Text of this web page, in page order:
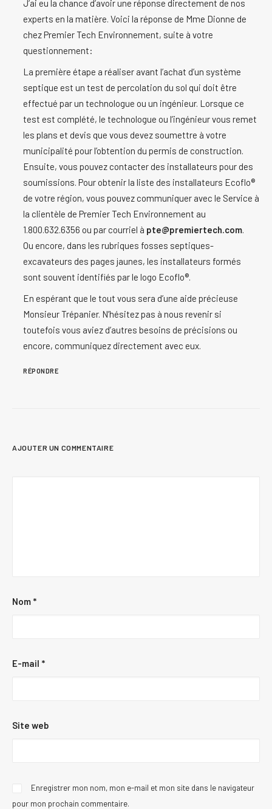
J’ai eu la chance d’avoir une réponse directement de nos
experts en la matière. Voici la réponse de Mme Dionne de
chez Premier Tech Environnement, suite à votre
questionnement:
La première étape a réaliser avant l’achat d’un système
septique est un test de percolation du sol qui doit être
effectué par un technologue ou un ingénieur. Lorsque ce
test est complété, le technologue ou l’ingénieur vous remet
les plans et devis que vous devez soumettre à votre
municipalité pour l’obtention du permis de construction.
Ensuite, vous pouvez contacter des installateurs pour des
soumissions. Pour obtenir la liste des installateurs Ecoflo®
de votre région, vous pouvez communiquer avec le Service à
la clientèle de Premier Tech Environnement au
1.800.632.6356 ou par courriel à pte@premiertech.com.
Ou encore, dans les rubriques fosses septiques-
excavateurs des pages jaunes, les installateurs formés
sont souvent identifiés par le logo Ecoflo®.
En espérant que le tout vous sera d’une aide précieuse
Monsieur Trépanier. N’hésitez pas à nous revenir si
toutefois vous aviez d’autres besoins de précisions ou
encore, communiquez directement avec eux.
RÉPONDRE
AJOUTER UN COMMENTAIRE
Nom *
E-mail *
Site web
Enregistrer mon nom, mon e-mail et mon site dans le navigateur
pour mon prochain commentaire.